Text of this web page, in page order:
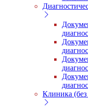
Клиника (без